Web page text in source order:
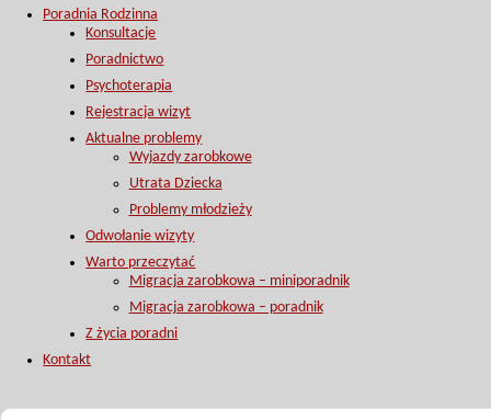
Poradnia Rodzinna
Konsultacje
Poradnictwo
Psychoterapia
Rejestracja wizyt
Aktualne problemy
Wyjazdy zarobkowe
Utrata Dziecka
Problemy młodzieży
Odwołanie wizyty
Warto przeczytać
Migracja zarobkowa – miniporadnik
Migracja zarobkowa – poradnik
Z życia poradni
Kontakt